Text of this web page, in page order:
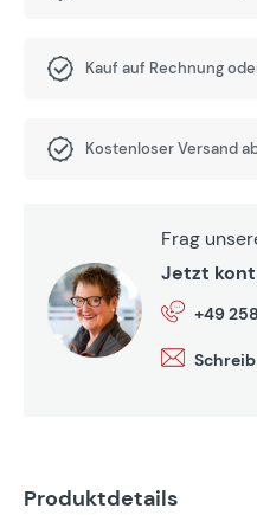
Kauf auf Rechnung
Kostenloser Versand
Frag
Jetzt
+49
Produktdetails